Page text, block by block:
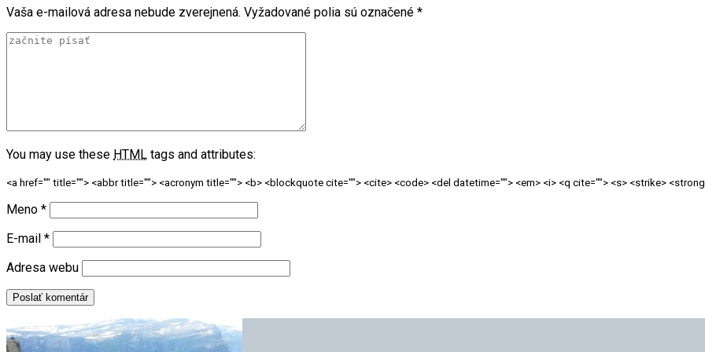
Vaša e-mailová adresa nebude zverejnená. Vyžadované polia sú označené *
You may use these HTML tags and attributes:
<a href="" title=""> <abbr title=""> <acronym title=""> <b> <blockquote cite=""> <cite> <code> <del datetime=""> <em> <i> <q cite=""> <s> <strike>
Meno *
E-mail *
Adresa webu